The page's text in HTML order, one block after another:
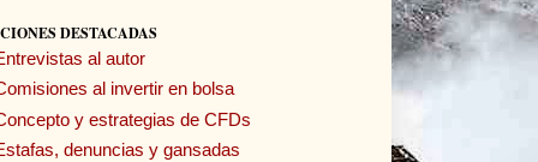
DESTACADAS
al autor
al invertir en bolsa
y estrategias de CFDs
denuncias y gansadas